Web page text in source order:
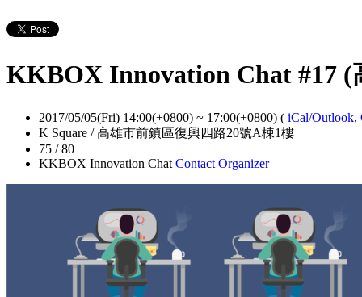
KKBOX Innovation Chat #17
2017/05/05(Fri) 14:00(+0800) ~ 17:00(+0800) ( iCal/Outlook,
K Square / 高雄市前鎮區復興四路20號A棟1樓
75 / 80
KKBOX Innovation Chat Contact Organizer